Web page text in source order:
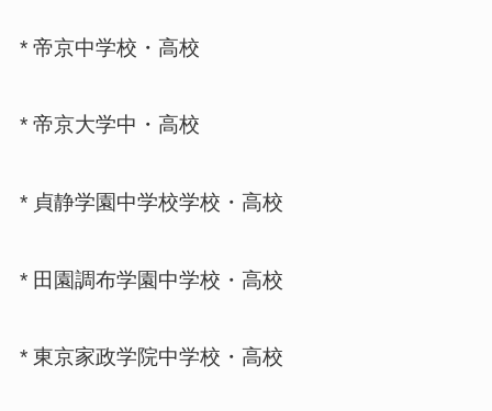
* 帝京中学校・高校
* 帝京大学中・高校
* 貞静学園中学校学校・高校
* 田園調布学園中学校・高校
* 東京家政学院中学校・高校